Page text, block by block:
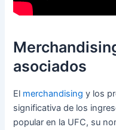
asociados
El merchandising y los
significativa de los
popular en la UFC, su